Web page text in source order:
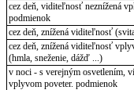
cez deň, viditeľnosť neznížená
podmienok
cez deň, znížená viditeľnosť
cez deň, znížená viditeľnosť
(hmla, sneženie, dážď ...)
v noci - s verejným osvetlením,
vplyvom poveter. podmienok